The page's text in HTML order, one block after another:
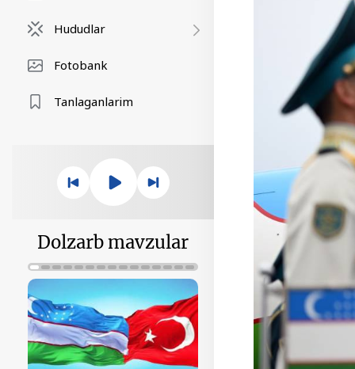
Hududlar
Fotobank
Tanlaganlarim
Dolzarb mavzular